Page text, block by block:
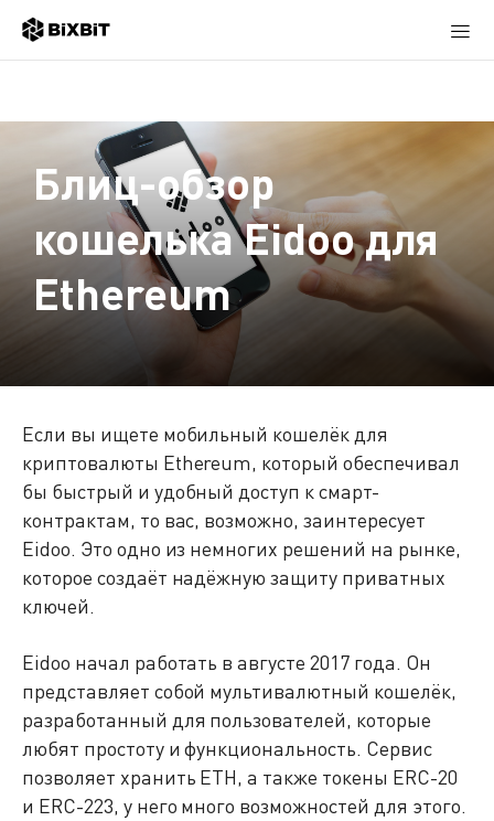
Блиц-обзор
кошелька Eidoo для
Ethereum
Если вы ищете мобильный кошелёк для
криптовалюты Ethereum, который обеспечивал
бы быстрый и удобный доступ к смарт-
контрактам, то вас, возможно, заинтересует
Eidoo. Это одно из немногих решений на рынке,
которое создаёт надёжную защиту приватных
ключей.
Eidoo начал работать в августе 2017 года. Он
представляет собой мультивалютный кошелёк,
разработанный для пользователей, которые
любят простоту и функциональность. Сервис
позволяет хранить ETH, а также токены ERC-20
и ERC-223, у него много возможностей для этого.